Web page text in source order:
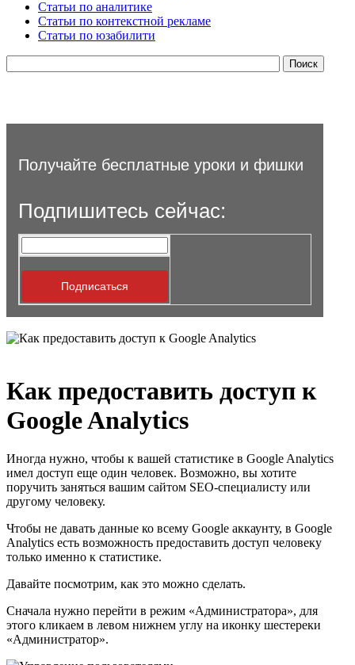
Статьи по аналитике
Статьи по контекстной рекламе
Статьи по юзабилити
Получайте бесплатные уроки и фишки
Подпишитесь сейчас:
Как предоставить доступ к
Google Analytics
Иногда нужно, чтобы к вашей статистике в Google Analytics
имел доступ еще один человек. Возможно, вы хотите
поручить заняться вашим сайтом SEO-специалисту или
другому человеку.
Чтобы не давать данные ко всему Google аккаунту, в Google
Analytics есть возможность предоставить доступ человеку
только именно к статистике.
Давайте посмотрим, как это можно сделать.
Сначала нужно перейти в режим «Администратора», для
этого кликаем в левом нижнем углу на иконку шестереки
«Администратор».